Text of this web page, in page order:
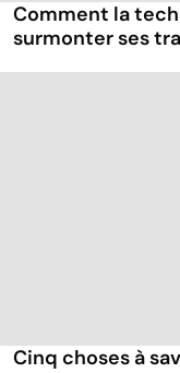
Comment la
surmonter ses
Cinq choses à